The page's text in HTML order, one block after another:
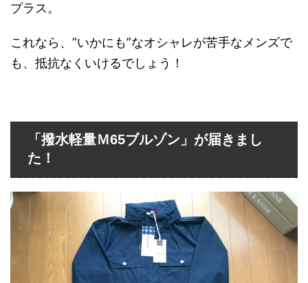
プラス。
これなら、”いかにも”なオシャレが苦手なメンズで
も、抵抗なくいけるでしょう！
「撥水軽量Ｍ65ブルゾン」が届きまし
た！